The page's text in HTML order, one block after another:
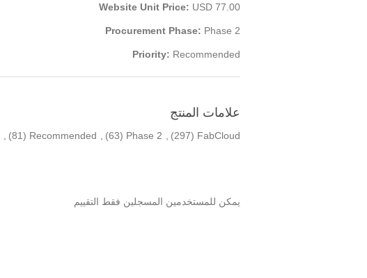
Website Unit Price: USD 77.00
Procurement Phase: Phase 2
Priority: Recommended
علامات المنتج
FabCloud
(297)
Phase 2
(63)
Recommended
(81)
يمكن للمستخدمين المسجلين فقط التقييم